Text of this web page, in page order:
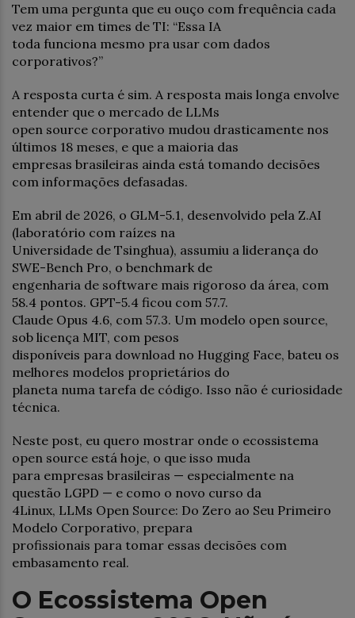
Tem uma pergunta que eu ouço com frequência cada
vez maior em times de TI: “Essa IA
toda funciona mesmo pra usar com dados
corporativos?”
A resposta curta é sim. A resposta mais longa envolve
entender que o mercado de LLMs
open source corporativo mudou drasticamente nos
últimos 18 meses, e que a maioria das
empresas brasileiras ainda está tomando decisões
com informações defasadas.
Em abril de 2026, o GLM-5.1, desenvolvido pela Z.AI
(laboratório com raízes na
Universidade de Tsinghua), assumiu a liderança do
SWE-Bench Pro, o benchmark de
engenharia de software mais rigoroso da área, com
58.4 pontos. GPT-5.4 ficou com 57.7.
Claude Opus 4.6, com 57.3. Um modelo open source,
sob licença MIT, com pesos
disponíveis para download no Hugging Face, bateu os
melhores modelos proprietários do
planeta numa tarefa de código. Isso não é curiosidade
técnica.
Neste post, eu quero mostrar onde o ecossistema
open source está hoje, o que isso muda
para empresas brasileiras — especialmente na
questão LGPD — e como o novo curso da
4Linux, LLMs Open Source: Do Zero ao Seu Primeiro
Modelo Corporativo, prepara
profissionais para tomar essas decisões com
embasamento real.
O Ecossistema Open